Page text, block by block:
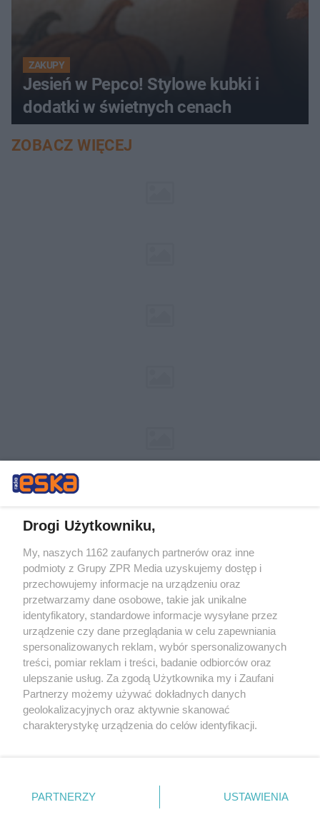
ZAKUPY
Jesień w Pepco! Stylowe kubki i
dodatki w świetnych cenach
ZOBACZ WIĘCEJ
Żaden utwór zamieszczony w serwisie nie może być powielany i
rozpowszechniany lub dalej rozpowszechniany w jakikolwiek sposób (w
tym także elektroniczny lub mechaniczny) na jakimkolwiek polu
eksploatacji w jakiejkolwiek formie, włącznie z umieszczaniem w
Internecie bez pisemnej zgody właściciela praw. Jakiekolwiek użycie lub
wykorzystanie utworów w całości lub w części z naruszeniem prawa,
tzn. bez właściwej zgody, jest zabronione pod groźbą kary i może być
ścigane prawnie.
Drogi Użytkowniku,
My, naszych 1162 zaufanych partnerów oraz inne
podmioty z Grupy ZPR Media uzyskujemy dostęp i
przechowujemy informacje na urządzeniu oraz
przetwarzamy dane osobowe, takie jak unikalne
identyfikatory, standardowe informacje wysyłane przez
urządzenie czy dane przeglądania w celu zapewniania
spersonalizowanych reklam, wybór spersonalizowanych
treści, pomiar reklam i treści, badanie odbiorców oraz
ulepszanie usług. Za zgodą Użytkownika my i Zaufani
Partnerzy możemy używać dokładnych danych
geolokalizacyjnych oraz aktywnie skanować
charakterystykę urządzenia do celów identyfikacji.
zmienić/wycofać klikając przycisk ustawień prywatności
znajdujący się w lewym dolnym rogu strony
PARTNERZY USTAWIENIA